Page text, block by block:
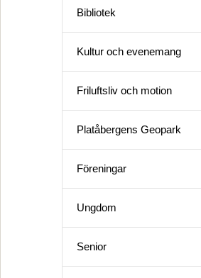
Bibliotek
Kultur och evenemang
Friluftsliv och motion
Platåbergens Geopark
Föreningar
Ungdom
Senior